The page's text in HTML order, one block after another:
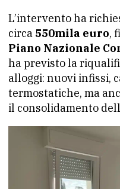
L’intervento ha
circa 550mila euro,
Piano Nazionale
ha previsto la
alloggi: nuovi infissi,
termostatiche, ma
il consolidamento